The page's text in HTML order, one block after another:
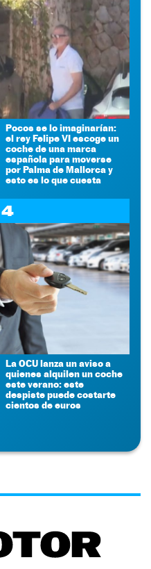
Pocos se lo imaginarían:
el rey Felipe VI escoge un
coche de una marca
española para moverse
por Palma de Mallorca y
esto es lo que cuesta
4
La OCU lanza un aviso a
quienes alquilen un coche
este verano: este
despiste puede costarte
cientos de euros